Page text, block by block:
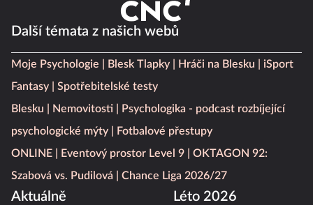
Další témata z našich webů
Moje Psychologie Blesk Tlapky Hráči na Blesku
iSport
Fantasy
Spotřebitelské testy
Blesku
Nemovitosti
Psychologika - podcast rozbíjející
psychologické mýty
Fotbalové přestupy
ONLINE
Eventový prostor Level 9
OKTAGON 92:
Szabová vs. Pudilová
Chance Liga 2026/27
Aktuálně Léto 2026